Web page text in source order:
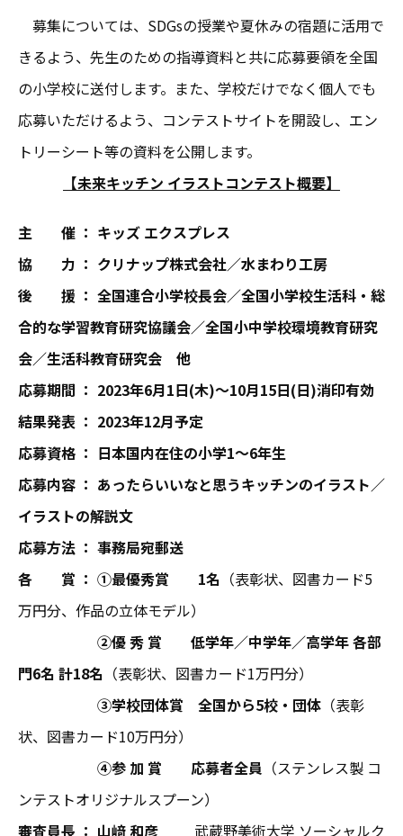
募集については、SDGsの授業や夏休みの宿題に活用で
きるよう、先生のための指導資料と共に応募要領を全国
の小学校に送付します。また、学校だけでなく個人でも
応募いただけるよう、コンテストサイトを開設し、エン
トリーシート等の資料を公開します。
【未来キッチン イラストコンテスト概要】
主 催 ： キッズ エクスプレス
協 力 ： クリナップ株式会社／水まわり工房
後 援 ： 全国連合小学校長会／全国小学校生活科・総
合的な学習教育研究協議会／全国小中学校環境教育研究
会／生活科教育研究会 他
応募期間 ： 2023年6月1日(木)～10月15日(日)消印有効
結果発表 ： 2023年12月予定
応募資格 ： 日本国内在住の小学1～6年生
応募内容 ： あったらいいなと思うキッチンのイラスト／
イラストの解説文
応募方法 ： 事務局宛郵送
各 賞 ： ①最優秀賞 1名 （表彰状、図書カード5
万円分、作品の立体モデル）
②優 秀 賞 低学年／中学年／高学年 各部
門6名 計18名 （表彰状、図書カード1万円分）
③学校団体賞 全国から5校・団体 （表彰
状、図書カード10万円分）
④参 加 賞 応募者全員 （ステンレス製 コ
ンテストオリジナルスプーン）
審査員長 ： 山﨑 和彦 武蔵野美術大学 ソーシャルク